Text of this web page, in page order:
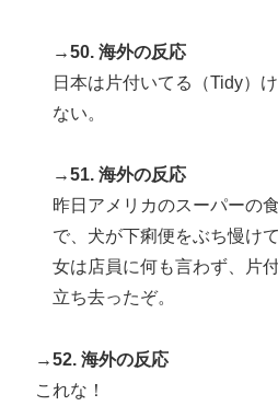
→50. 海外の反応
日本は片付いてる（Tidy）
ない。
→51. 海外の反応
昨日アメリカのスーパーの
で、犬が下痢便をぶち慢け
女は店員に何も言わず、片
立ち去ったぞ。
→52. 海外の反応
これな！